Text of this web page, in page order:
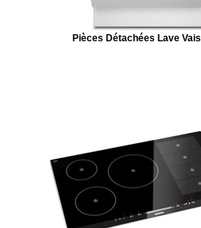
Pièces Détachées Lave